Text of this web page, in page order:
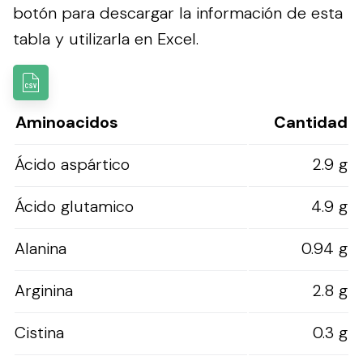
botón para descargar la información de esta
tabla y utilizarla en Excel.
Aminoacidos
Cantidad
Ácido aspártico
2.9 g
Ácido glutamico
4.9 g
Alanina
0.94 g
Arginina
2.8 g
Cistina
0.3 g